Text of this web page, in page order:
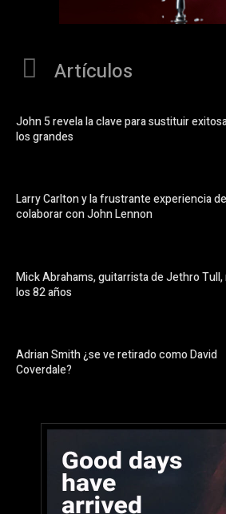
Artículos
John 5 revela la clave para sustituir
los grandes
Larry Carlton y la frustrante experiencia de
colaborar con John Lennon
Mick Abrahams, guitarrista de Jethro Tull,
los 82 años
Adrian Smith ¿se ve retirado como David
Coverdale?